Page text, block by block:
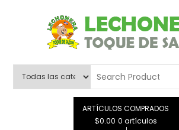
Lechonera Toque
ARTÍCULOS COMPRADOS
$0.00 0 artículos